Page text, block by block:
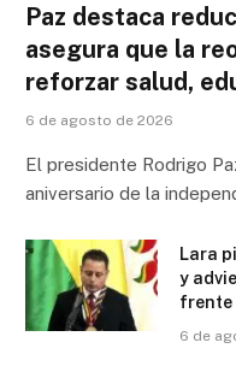
Paz destaca
asegura que la
reforzar salud,
6 de agosto de 2026
El presidente Rodrigo
aniversario de la
Lara
y
frente
6 de